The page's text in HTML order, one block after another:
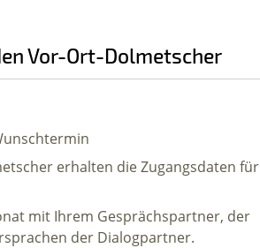
Vor-Ort-Dolmetscher
erhalten die Zugangsdaten für
mit Ihrem Gesprächspartner, der
der Dialogpartner.